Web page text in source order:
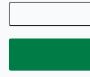
odrůdě hrušek,
hruškovice. Jejich
nich činí ideální